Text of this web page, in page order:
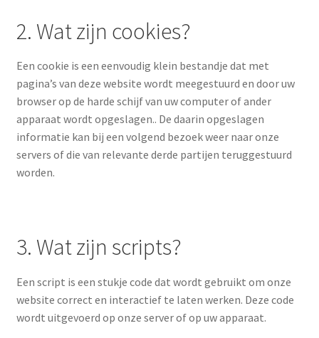
2. Wat zijn cookies?
Een cookie is een eenvoudig klein bestandje dat met
pagina’s van deze website wordt meegestuurd en door uw
browser op de harde schijf van uw computer of ander
apparaat wordt opgeslagen.. De daarin opgeslagen
informatie kan bij een volgend bezoek weer naar onze
servers of die van relevante derde partijen teruggestuurd
worden.
3. Wat zijn scripts?
Een script is een stukje code dat wordt gebruikt om onze
website correct en interactief te laten werken. Deze code
wordt uitgevoerd op onze server of op uw apparaat.